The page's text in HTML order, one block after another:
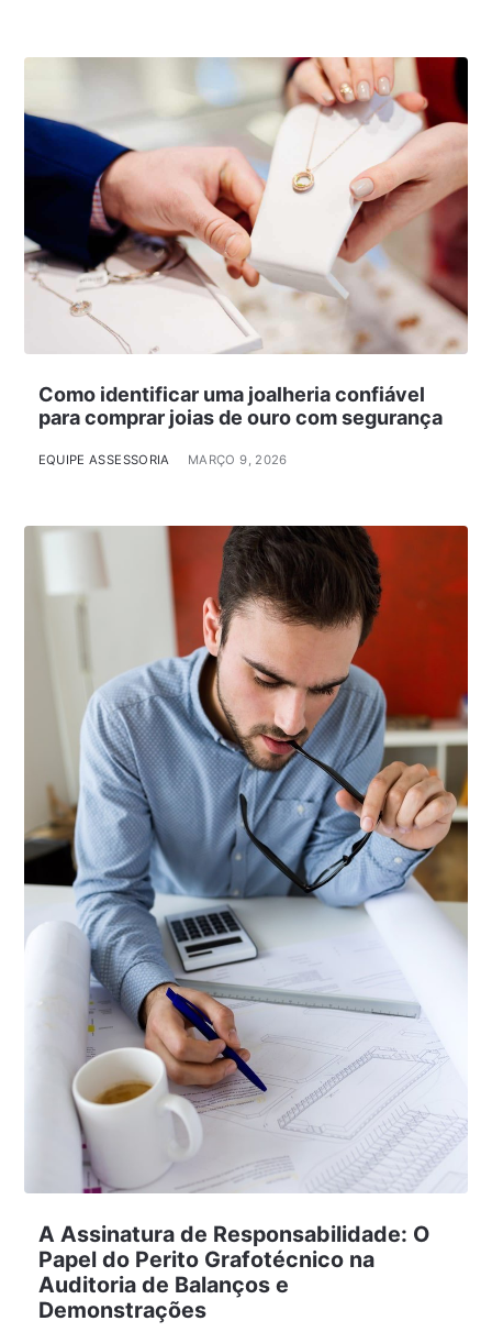
Como identificar uma joalheria confiável
para comprar joias de ouro com segurança
EQUIPE ASSESSORIA MARÇO 9, 2026
A Assinatura de Responsabilidade: O
Papel do Perito Grafotécnico na
Auditoria de Balanços e
Demonstrações